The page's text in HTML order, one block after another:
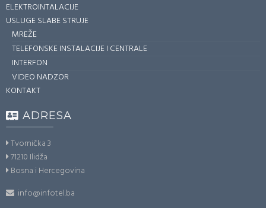
ELEKTROINTALACIJE
USLUGE SLABE STRUJE
MREŽE
TELEFONSKE INSTALACIJE I CENTRALE
INTERFON
VIDEO NADZOR
KONTAKT
ADRESA
Tvornička 3
71210 Ilidža
Bosna i Hercegovina
info@infotel.ba